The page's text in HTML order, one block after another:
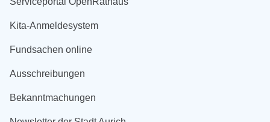
Kita-Anmeldesystem
Fundsachen online
Ausschreibungen
Bekanntmachungen